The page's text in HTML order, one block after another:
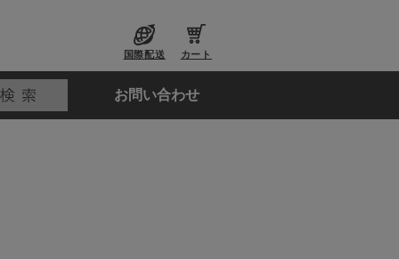
国際配送 カート
お問い合わせ